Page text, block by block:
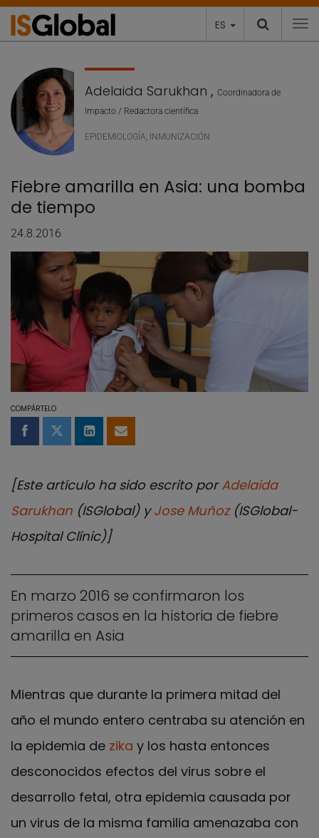
ES
Adelaida Sarukhan , Coordinadora de
Impacto / Redactora científica
EPIDEMIOLOGÍA, INMUNIZACIÓN
Fiebre amarilla en Asia: una bomba
de tiempo
24.8.2016
COMPÁRTELO
Compartir en Facebook
Compartir en Twitter
Compartir en LinkedIn
Compartir por email
[Este artículo ha sido escrito porAdelaida
Sarukhan (ISGlobal) yJose Muñoz(ISGlobal-
Hospital Clínic)]
En marzo 2016 se confirmaron los
primeros casos en la historia de fiebre
amarilla en Asia
Mientras que durante la primera mitad del
año el mundo entero centraba su atención en
la epidemia de zika y los hasta entonces
desconocidos efectos del virus sobre el
desarrollo fetal, otra epidemia causada por
un virus de la misma familia amenazaba con